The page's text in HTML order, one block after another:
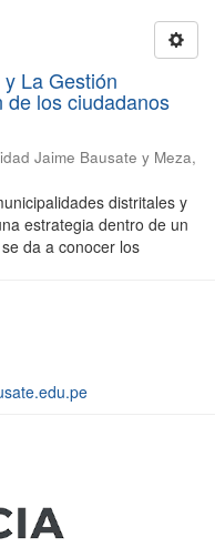
La Gestión
de los ciudadanos
Jaime Bausate y Meza,
distritales y
estrategia dentro de un
da a conocer los